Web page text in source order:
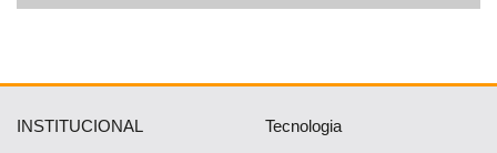
INSTITUCIONAL Tecnologia